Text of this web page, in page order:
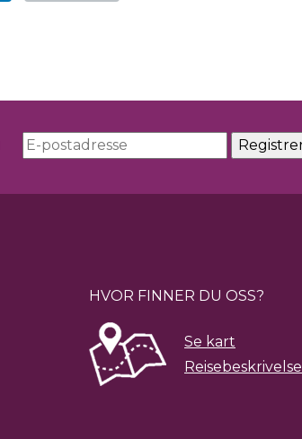
HVOR FINNER DU OSS?
Se kart
Reisebeskrivelse